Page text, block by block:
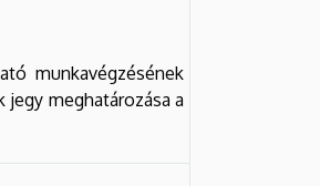
munkavégzésének
meghatározása a